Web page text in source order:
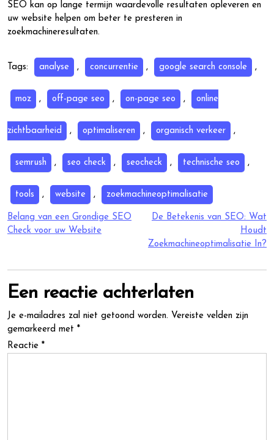
SEO kan op lange termijn waardevolle resultaten opleveren en
uw website helpen om beter te presteren in
zoekmachineresultaten.
Tags: analyse , concurrentie , google search console ,
moz , off-page seo , on-page seo , online
zichtbaarheid , optimaliseren , organisch verkeer ,
semrush , seo check , seocheck , technische seo ,
tools , website , zoekmachineoptimalisatie
Berichtnavigatie
Belang van een Grondige SEO
Check voor uw Website
De Betekenis van SEO: Wat
Houdt
Zoekmachineoptimalisatie In?
Een reactie achterlaten
Je e-mailadres zal niet getoond worden. Vereiste velden zijn
gemarkeerd met *
Reactie *